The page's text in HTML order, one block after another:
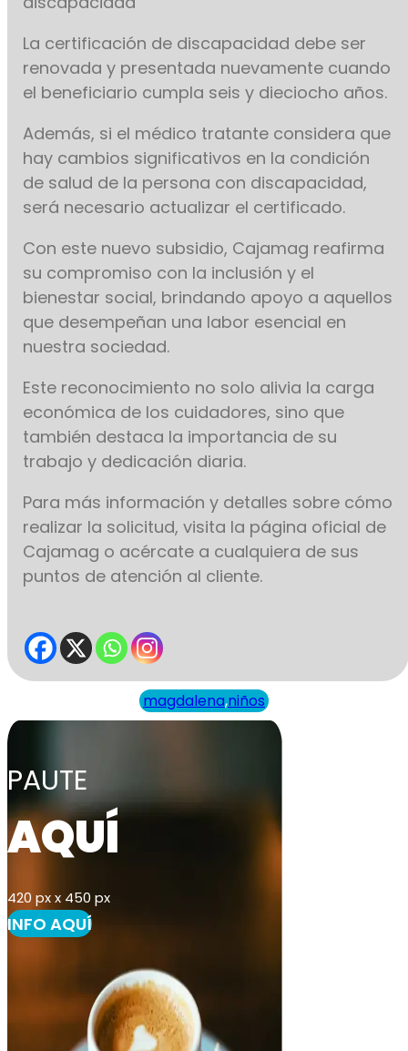
La certificación de discapacidad debe ser
renovada y presentada nuevamente cuando
el beneficiario cumpla seis y dieciocho años.
Además, si el médico tratante considera que
hay cambios significativos en la condición
de salud de la persona con discapacidad,
será necesario actualizar el certificado.
Con este nuevo subsidio, Cajamag reafirma
su compromiso con la inclusión y el
bienestar social, brindando apoyo a aquellos
que desempeñan una labor esencial en
nuestra sociedad.
Este reconocimiento no solo alivia la carga
económica de los cuidadores, sino que
también destaca la importancia de su
trabajo y dedicación diaria.
Para más información y detalles sobre cómo
realizar la solicitud, visita la página oficial de
Cajamag o acércate a cualquiera de sus
puntos de atención al cliente.
magdalena,niños
PAUTE
AQUÍ
420 px x 450 px
INFO AQUÍ